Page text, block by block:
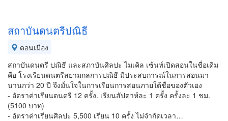
สถาบันดนตรีปณิธี
ดอนเมือง
สถาบันดนตรี ปณิธี และสภาบันศิลปะ ไมเคิล เซ้นท์เปิดสอนในชื่อเดิม
คือ โรงเรียนดนตรีสยามกลการปณิธี มีประสบการณ์ในการสอนมา
นานกว่า 20 ปี จึงมั่นใจในการเรียนการสอนภายใต้ชื่อของตัวเอง
- อัตราค่าเรียนดนตรี 12 ครั้ง. เรียนสัปดาห์ละ 1 ครั้ง ครั้งละ 1 ชม.
(5100 บาท)
- อัตราค่าเรียนศิลปะ 5,500 เรียน 10 ครั้ง ไม่จำกัดเวลา…